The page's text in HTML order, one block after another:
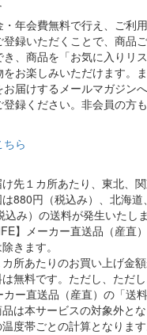
年会費無料で行え、ご利
録いただくことで、商品
、商品を「お気に入りリ
お楽しみいただけます。
届けするメールマガジン
録ください。非会員の方
ら
先１カ所あたり、東北、関
880円（税込み）、北海
込み）の送料が発生いたし
】メーカー直送品（産直
きます。
所あたりのお買い上げ金
無料です。ただし、ただ
カー直送品（産直）の「送
は本サービスの対象外と
度帯ごとの計算となります